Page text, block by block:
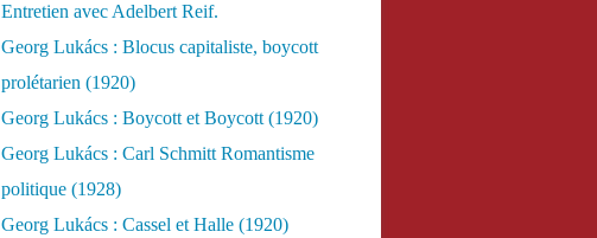
Entretien avec Adelbert Reif.
Georg Lukács : Blocus capitaliste, boycott
prolétarien (1920)
Georg Lukács : Boycott et Boycott (1920)
Georg Lukács : Carl Schmitt Romantisme
politique (1928)
Georg Lukács : Cassel et Halle (1920)